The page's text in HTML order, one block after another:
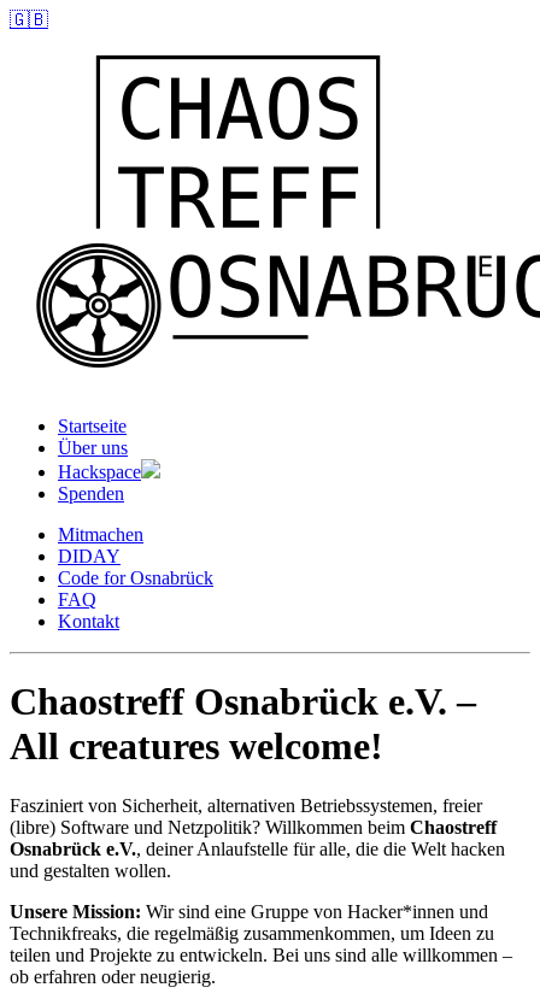
🇬🇧
Startseite
Über uns
Hackspace
Spenden
Mitmachen
DIDAY
Code for Osnabrück
FAQ
Kontakt
Chaostreff Osnabrück e.V. –
All creatures welcome!
Fasziniert von Sicherheit, alternativen Betriebssystemen, freier
(libre) Software und Netzpolitik? Willkommen beim Chaostreff
Osnabrück e.V., deiner Anlaufstelle für alle, die die Welt hacken
und gestalten wollen.
Unsere Mission: Wir sind eine Gruppe von Hacker*innen und
Technikfreaks, die regelmäßig zusammenkommen, um Ideen zu
teilen und Projekte zu entwickeln. Bei uns sind alle willkommen –
ob erfahren oder neugierig.